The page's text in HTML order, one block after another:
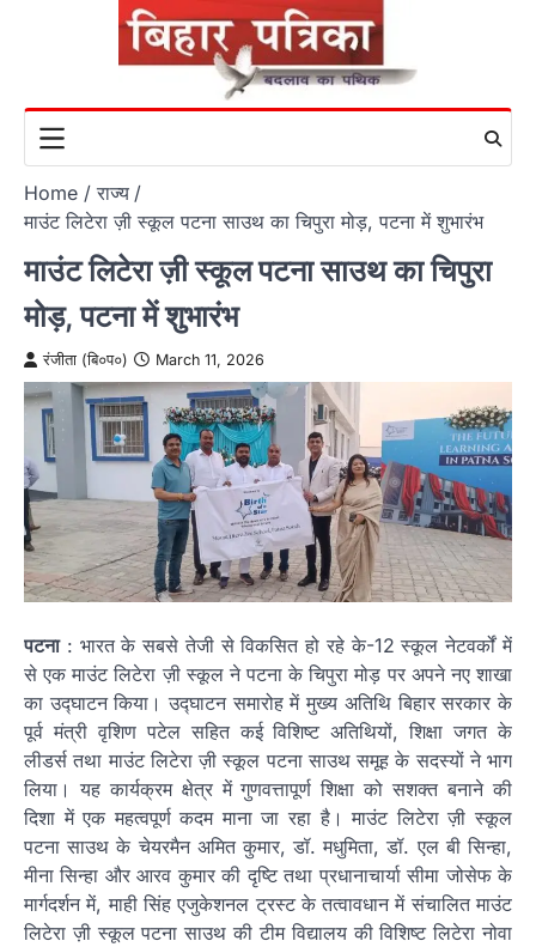
Home
राज्य
माउंट लिटेरा ज़ी स्कूल पटना साउथ का चिपुरा मोड़, पटना में शुभारंभ
माउंट लिटेरा ज़ी स्कूल पटना साउथ का चिपुरा
मोड़, पटना में शुभारंभ
रंजीता (बि०प०) March 11, 2026
पटना: भारत के सबसे तेजी से विकसित हो रहे के-12 स्कूल नेटवर्कों में
से एक माउंट लिटेरा ज़ी स्कूल ने पटना के चिपुरा मोड़ पर अपने नए शाखा
का उद्घाटन किया। उद्घाटन समारोह में मुख्य अतिथि बिहार सरकार के
पूर्व मंत्री वृशिण पटेल सहित कई विशिष्ट अतिथियों, शिक्षा जगत के
लीडर्स तथा माउंट लिटेरा ज़ी स्कूल पटना साउथ समूह के सदस्यों ने भाग
लिया। यह कार्यक्रम क्षेत्र में गुणवत्तापूर्ण शिक्षा को सशक्त बनाने की
दिशा में एक महत्वपूर्ण कदम माना जा रहा है। माउंट लिटेरा ज़ी स्कूल
पटना साउथ के चेयरमैन अमित कुमार, डॉ. मधुमिता, डॉ. एल बी सिन्हा,
मीना सिन्हा और आरव कुमार की दृष्टि तथा प्रधानाचार्या सीमा जोसेफ के
मार्गदर्शन में, माही सिंह एजुकेशनल ट्रस्ट के तत्वावधान में संचालित माउंट
लिटेरा ज़ी स्कूल पटना साउथ की टीम विद्यालय की विशिष्ट लिटेरा नोवा